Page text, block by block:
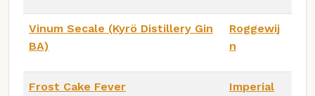
Vinum Secale (Kyrö Distillery Gin
BA)
Roggewij
n
Frost Cake Fever
Imperial